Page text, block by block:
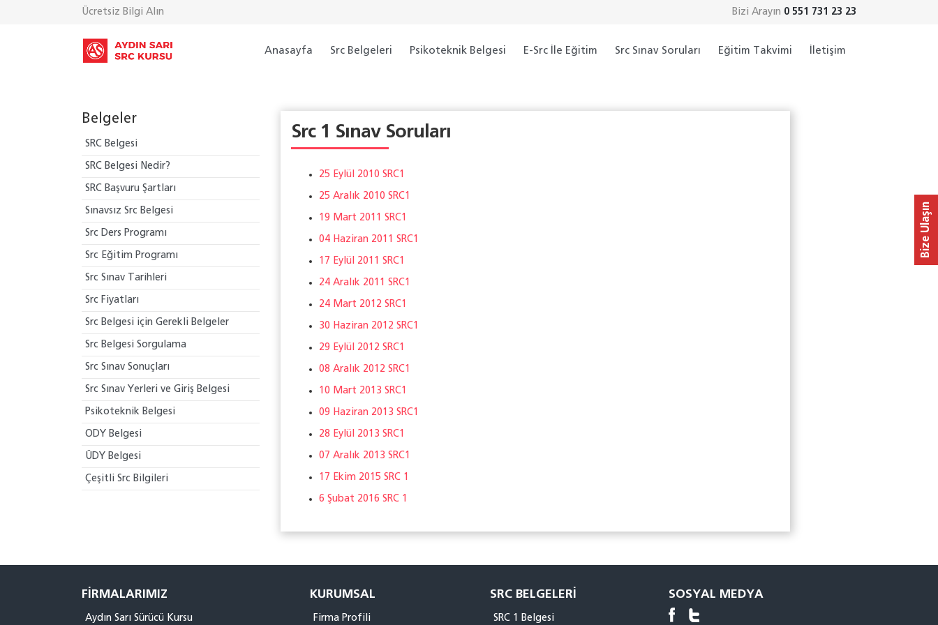
Ücretsiz Bilgi Alın Bizi Arayın 0 551 731 23 23
Anasayfa Src Belgeleri Psikoteknik Belgesi E-Src İle Eğitim Src Sınav Soruları Eğitim Takvimi İletişim
Belgeler
SRC Belgesi
SRC Belgesi Nedir?
SRC Başvuru Şartları
Sınavsız Src Belgesi
Src Ders Programı
Src Eğitim Programı
Src Sınav Tarihleri
Src Fiyatları
Src Belgesi için Gerekli Belgeler
Src Belgesi Sorgulama
Src Sınav Sonuçları
Src Sınav Yerleri ve Giriş Belgesi
Psikoteknik Belgesi
ODY Belgesi
ÜDY Belgesi
Çeşitli Src Bilgileri
Src 1 Sınav Soruları
25 Eylül 2010 SRC1
25 Aralık 2010 SRC1
19 Mart 2011 SRC1
04 Haziran 2011 SRC1
17 Eylül 2011 SRC1
24 Aralık 2011 SRC1
24 Mart 2012 SRC1
30 Haziran 2012 SRC1
29 Eylül 2012 SRC1
08 Aralık 2012 SRC1
10 Mart 2013 SRC1
09 Haziran 2013 SRC1
28 Eylül 2013 SRC1
07 Aralık 2013 SRC1
17 Ekim 2015 SRC 1
6 Şubat 2016 SRC 1
FIRMALARIMIZ
Aydın Sarı Sürücü Kursu
KURUMSAL
Firma Profili
SRC BELGELERI
SRC 1 Belgesi
SOSYAL MEDYA
Bize Ulaşın